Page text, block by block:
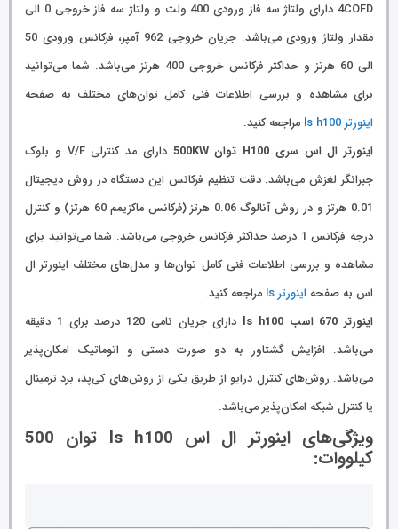
4COFD دارای ولتاژ سه فاز ورودی 400 ولت و ولتاژ سه فاز خروجی 0 الی
مقدار ولتاژ ورودی می‌باشد. جریان خروجی 962 آمپر، فرکانس ورودی 50
الی 60 هرتز و حداکثر فرکانس خروجی 400 هرتز می‌باشد. شما می‌توانید
برای مشاهده و بررسی اطلاعات فنی کامل توان‌های مختلف به صفحه
اینورتر ls h100
مراجعه کنید.
اینورتر ال اس سری H100 توان 500KW
دارای مد کنترلی V/F و بلوک
جبرانگر لغزش می‌باشد. دقت تنظیم فرکانس این دستگاه در روش دیجیتال
0.01 هرتز و در روش آنالوگ 0.06 هرتز (فرکانس ماکزیمم 60 هرتز) و کنترل
درجه فرکانس 1 درصد حداکثر فرکانس خروجی می‌باشد. شما می‌توانید برای
مشاهده و بررسی اطلاعات فنی کامل توان‌ها و مدل‌های مختلف اینورتر ال
اس به صفحه اینورتر ls
مراجعه کنید.
اینورتر 670 اسب ls h100
دارای جریان نامی 120 درصد برای 1 دقیقه
می‌باشد. افزایش گشتاور به دو صورت دستی و اتوماتیک امکان‌پذیر
می‌باشد. روش‌های کنترل درایو از طریق یکی از روش‌های کی‌پد، برد ترمینال
یا کنترل شبکه امکان‌پذیر می‌باشد.
ویژگی‌های اینورتر ال اس ls h100 توان 500
کیلووات: